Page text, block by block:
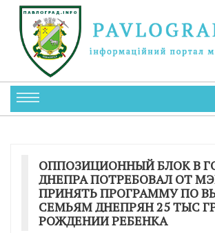
ОППОЗИЦИОННЫЙ БЛОК В
ДНЕПРА ПОТРЕБОВАЛ ОТ
ПРИНЯТЬ ПРОГРАММУ ПО
СЕМЬЯМ ДНЕПРЯН 25 ТЫС
РОЖДЕНИИ РЕБЕНКА